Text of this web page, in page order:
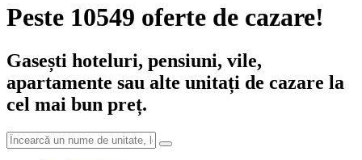
Peste 10549 oferte de cazare!
Gasești hoteluri, pensiuni, vile,
apartamente sau alte unitați de cazare la
cel mai bun preț.